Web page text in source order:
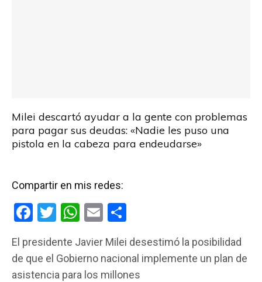
Milei descartó ayudar a la gente con problemas
para pagar sus deudas: «Nadie les puso una
pistola en la cabeza para endeudarse»
Compartir en mis redes:
F
ce
b
T
tt
er
W
at
s
E
ail m
p
El presidente Javier Milei desestimó la posibilidad
de que el Gobierno nacional implemente un plan de
asistencia para los millones